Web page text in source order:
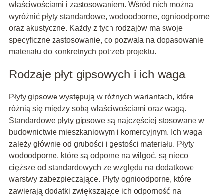
właściwościami i zastosowaniem. Wśród nich można
wyróżnić płyty standardowe, wodoodporne, ognioodporne
oraz akustyczne. Każdy z tych rodzajów ma swoje
specyficzne zastosowanie, co pozwala na dopasowanie
materiału do konkretnych potrzeb projektu.
Rodzaje płyt gipsowych i ich waga
Płyty gipsowe występują w różnych wariantach, które
różnią się między sobą właściwościami oraz wagą.
Standardowe płyty gipsowe są najczęściej stosowane w
budownictwie mieszkaniowym i komercyjnym. Ich waga
zależy głównie od grubości i gęstości materiału. Płyty
wodoodporne, które są odporne na wilgoć, są nieco
cięższe od standardowych ze względu na dodatkowe
warstwy zabezpieczające. Płyty ognioodporne, które
zawierają dodatki zwiększające ich odporność na